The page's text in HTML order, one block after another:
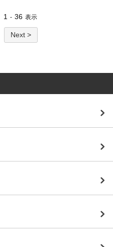
1 - 36 表示
Next >